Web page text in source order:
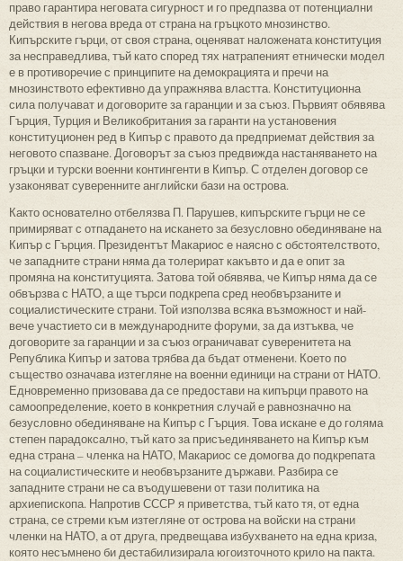
право гарантира неговата сигурност и го предпазва от потенциални
действия в негова вреда от страна на гръцкото мнозинство.
Кипърските гърци, от своя страна, оценяват наложената конституция
за несправедлива, тъй като според тях натрапеният етнически модел
е в противоречие с принципите на демокрацията и пречи на
мнозинството ефективно да упражнява властта. Конституционна
сила получават и договорите за гаранции и за съюз. Първият обявява
Гърция, Турция и Великобритания за гаранти на установения
конституционен ред в Кипър с правото да предприемат действия за
неговото спазване. Договорът за съюз предвижда настаняването на
гръцки и турски военни контингенти в Кипър. С отделен договор се
узаконяват суверенните английски бази на острова.
Както основателно отбелязва П. Парушев, кипърските гърци не се
примиряват с отпадането на искането за безусловно обединяване на
Кипър с Гърция. Президентът Макариос е наясно с обстоятелството,
че западните страни няма да толерират какъвто и да е опит за
промяна на конституцията. Затова той обявява, че Кипър няма да се
обвързва с НАТО, а ще търси подкрепа сред необвързаните и
социалистическите страни. Той използва всяка възможност и най-
вече участието си в международните форуми, за да изтъква, че
договорите за гаранции и за съюз ограничават суверенитета на
Република Кипър и затова трябва да бъдат отменени. Което по
същество означава изтегляне на военни единици на страни от НАТО.
Едновременно призовава да се предостави на кипърци правото на
самоопределение, което в конкретния случай е равнозначно на
безусловно обединяване на Кипър с Гърция. Това искане е до голяма
степен парадоксално, тъй като за присъединяването на Кипър към
една страна – членка на НАТО, Макариос се домогва до подкрепата
на социалистическите и необвързаните държави. Разбира се
западните страни не са въодушевени от тази политика на
архиепископа. Напротив СССР я приветства, тъй като тя, от една
страна, се стреми към изтегляне от острова на войски на страни
членки на НАТО, а от друга, предвещава избухването на една криза,
която несъмнено би дестабилизирала югоизточното крило на пакта.